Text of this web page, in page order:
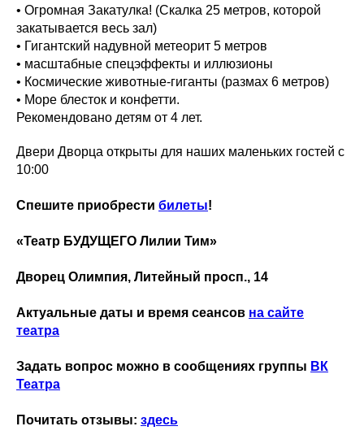
• Огромная Закатулка! (Скалка 25 метров, которой
закатывается весь зал)
• Гигантский надувной метеорит 5 метров
• масштабные спецэффекты и иллюзионы
• Космические животные-гиганты (размах 6 метров)
• Море блесток и конфетти.
Рекомендовано детям от 4 лет.
Двери Дворца открыты для наших маленьких гостей с
10:00
Спешите приобрести билеты!
«Театр БУДУЩЕГО Лилии Тим»
Дворец Олимпия, Литейный просп., 14
Актуальные даты и время сеансов на сайте
театра
Задать вопрос можно в сообщениях группы ВК
Театра
Почитать отзывы: здесь